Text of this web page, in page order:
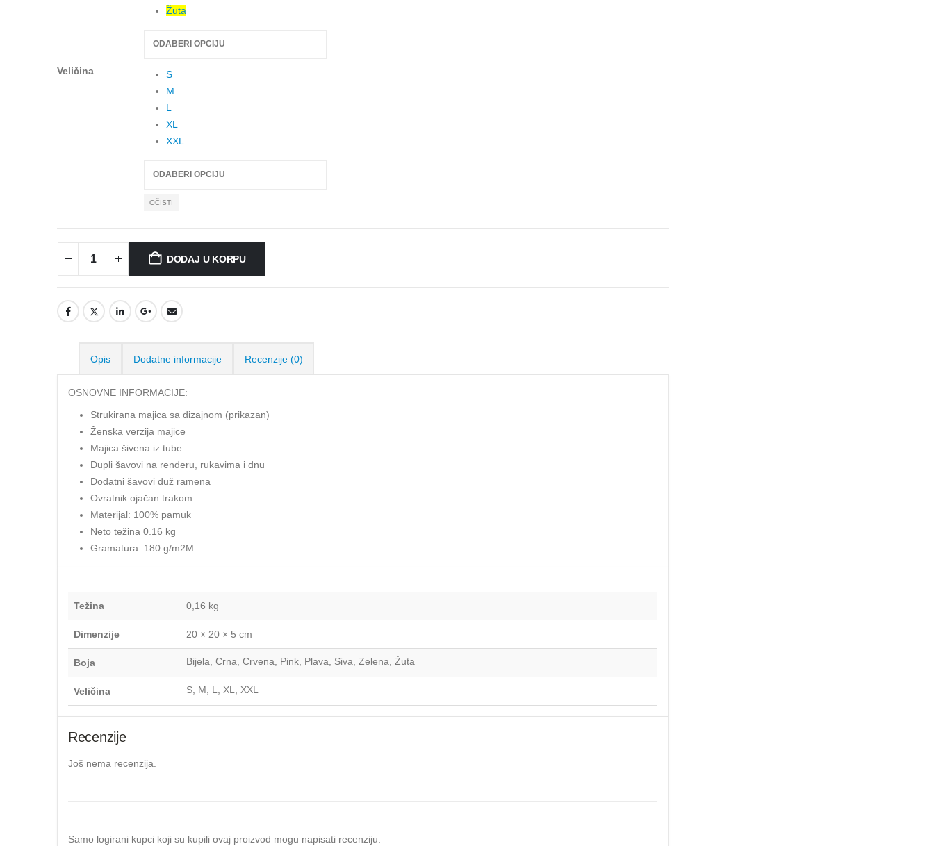
Žuta
Veličina
S
M
L
XL
XXL
OČISTI
DODAJ U KORPU
Opis Dodatne informacije Recenzije (0)
OSNOVNE INFORMACIJE:
Strukirana majica sa dizajnom (prikazan)
Ženska verzija majice
Majica šivena iz tube
Dupli šavovi na renderu, rukavima i dnu
Dodatni šavovi duž ramena
Ovratnik ojačan trakom
Materijal: 100% pamuk
Neto težina 0.16 kg
Gramatura: 180 g/m2M
Težina 0,16 kg
Dimenzije 20 × 20 × 5 cm
Boja Bijela, Crna, Crvena, Pink, Plava, Siva, Zelena, Žuta
Veličina S, M, L, XL, XXL
Recenzije
Još nema recenzija.
Samo logirani kupci koji su kupili ovaj proizvod mogu napisati recenziju.